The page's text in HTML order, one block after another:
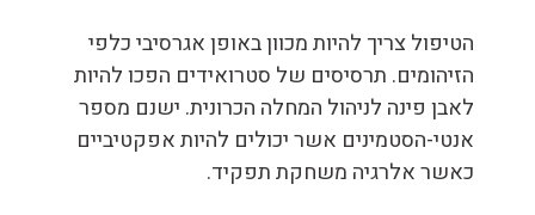
הטיפול צריך להיות מכוון באופן אגרסיבי כלפי
הזיהומים. תרסיסים של סטרואידים הפכו להיות
לאבן פינה לניהול המחלה הכרונית. ישנם מספר
אנטי-הסטמינים אשר יכולים להיות אפקטיביים
כאשר אלרגיה משחקת תפקיד.